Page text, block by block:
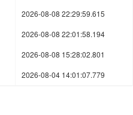
2026-08-08 22:29:59.615
2026-08-08 22:01:58.194
2026-08-08 15:28:02.801
2026-08-04 14:01:07.779